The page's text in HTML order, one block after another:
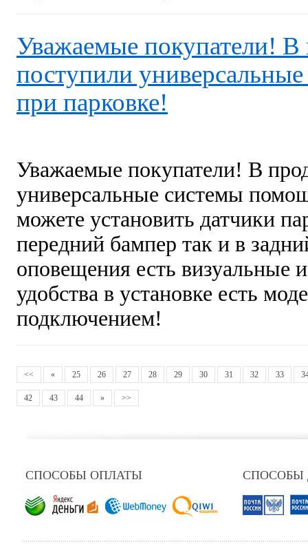
Уважаемые покупатели!
поступили
при парковке!
Уважаемые покупатели! В
универсальные системы
можете установить датчики
передний бампер так и в
оповещения есть визуальные
удобства в установке есть
подключением!
<< « 25 26 27 28 29 30 31 32 33
42 43 44 » >>
СПОСОБЫ ОПЛАТЫ СПОСОБЫ